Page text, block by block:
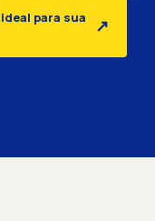
para sua
↗